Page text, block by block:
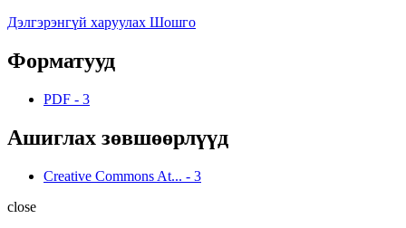
Дэлгэрэнгүй харуулах Шошго
Форматууд
PDF - 3
Ашиглах зөвшөөрлүүд
Creative Commons At... - 3
close